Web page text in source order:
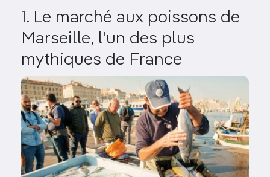
1. Le marché aux poissons de
Marseille, l'un des plus
mythiques de France
Image